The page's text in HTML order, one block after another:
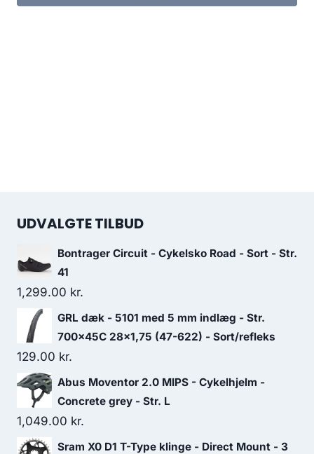
UDVALGTE TILBUD
Bontrager Circuit - Cykelsko Road - Sort - Str.
41
1,299.00 kr.
GRL dæk - 5101 med 5 mm indlæg - Str.
700x45C 28x1,75 (47-622) - Sort/refleks
129.00 kr.
Abus Moventor 2.0 MIPS - Cykelhjelm -
Concrete grey - Str. L
1,049.00 kr.
Sram X0 D1 T-Type klinge - Direct Mount - 3